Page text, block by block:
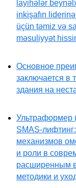
layihələr
inkişafın
üçün təmiz və
məsuliyyət
Основное
заключается в
здания на
Ультраформер
SMAS-
механизмов
и роли в
расширенным
методики и